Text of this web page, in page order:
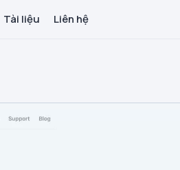
Tài liệu Liên hệ